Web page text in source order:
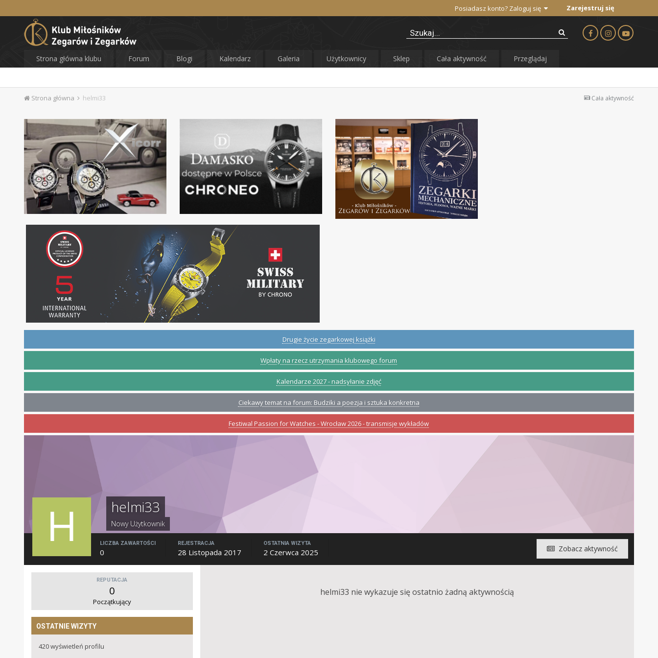
Posiadasz konto? Zaloguj się Zarejestruj się
Strona główna klubu Forum Blogi Kalendarz Galeria Użytkownicy Sklep Cała aktywność Przeglądaj
Cała aktywność
Strona główna helmi33
Drugie życie zegarkowej książki
Wpłaty na rzecz utrzymania klubowego forum
Kalendarze 2027 - nadsyłanie zdjęć
Ciekawy temat na forum: Budziki a poezja i sztuka konkretna
Festiwal Passion for Watches - Wrocław 2026 - transmisje wykładów
helmi33
Nowy Użytkownik
Zobacz aktywność
LICZBA ZAWARTOŚCI
0
REJESTRACJA
28 Listopada 2017
OSTATNIA WIZYTA
2 Czerwca 2025
REPUTACJA
0
Początkujący
OSTATNIE WIZYTY
420 wyświetleń profilu
helmi33 nie wykazuje się ostatnio żadną aktywnością